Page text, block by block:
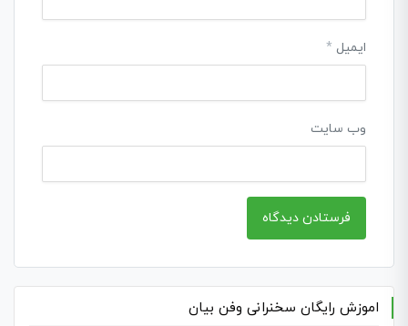
ایمیل *
وب‌ سایت
اموزش رایگان سخنرانی وفن بیان